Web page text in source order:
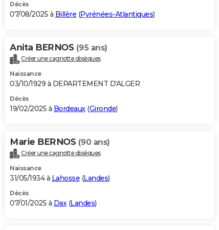
Décès
07/08/2025 à Billère (Pyrénées-Atlantiques)
Anita BERNOS (95 ans)
Créer une cagnotte obsèques
Naissance
03/10/1929 à DEPARTEMENT D'ALGER
Décès
19/02/2025 à Bordeaux(Gironde)
Marie BERNOS (90 ans)
Créer une cagnotte obsèques
Naissance
31/05/1934 à Lahosse (Landes)
Décès
07/01/2025 à Dax(Landes)